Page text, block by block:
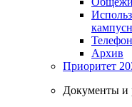
Архив
Приоритет
Документы и